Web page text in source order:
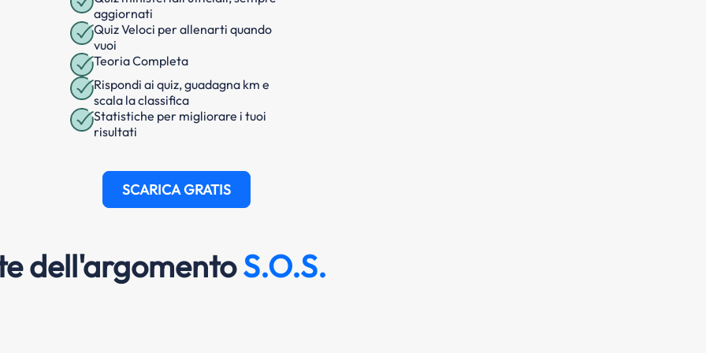
aggiornati
Quiz Veloci per allenarti quando
vuoi
Teoria Completa
Rispondi ai quiz, guadagna km e
scala la classifica
Statistiche per migliorare i tuoi
risultati
SCARICA GRATIS
dell'argomentoS.O.S.